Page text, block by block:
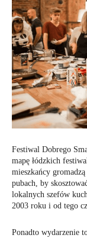
Festiwal Dobrego
mapę łódzkich
mieszkańcy
pubach, by
lokalnych szefów
2003 roku i od tego
Ponadto wydarzenie